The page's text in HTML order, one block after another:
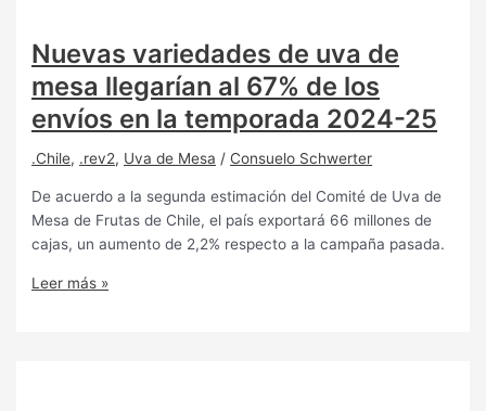
Nuevas variedades de uva de
mesa llegarían al 67% de los
envíos en la temporada 2024-25
.Chile, .rev2, Uva de Mesa / Consuelo Schwerter
De acuerdo a la segunda estimación del Comité de Uva de
Mesa de Frutas de Chile, el país exportará 66 millones de
cajas, un aumento de 2,2% respecto a la campaña pasada.
Leer más »